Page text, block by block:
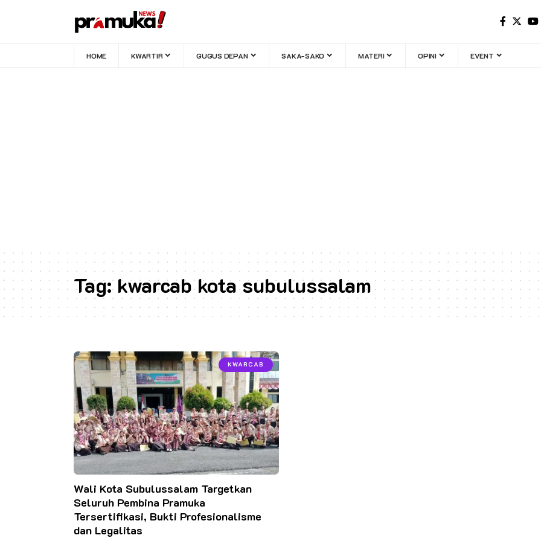
HOME KWARTIR GUGUS DEPAN SAKA-SAKO MATERI OPINI EVENT
Tag:kwarcab kota subulussalam
KWARCAB
Wali Kota Subulussalam Targetkan
Seluruh Pembina Pramuka
Tersertifikasi, Bukti Profesionalisme
dan Legalitas